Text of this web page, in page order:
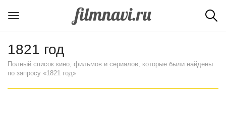
1821 год
Полный список кино, фильмов и сериалов, которые были найдены
по запросу «1821 год»